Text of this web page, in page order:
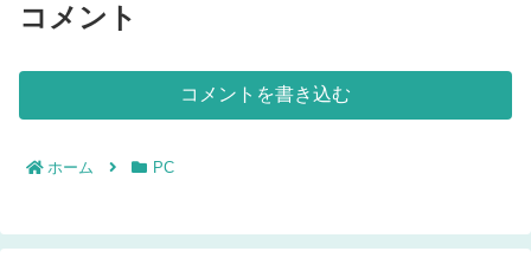
コメント
コメントを書き込む
ホーム PC